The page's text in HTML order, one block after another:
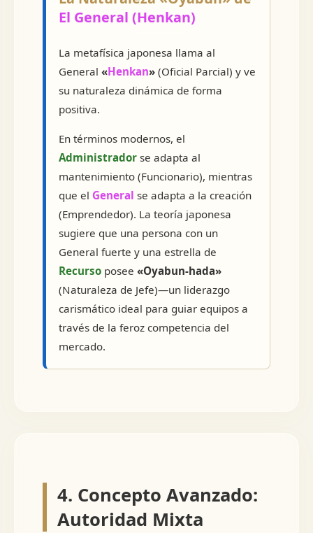
El General (Henkan)
La metafísica japonesa llama al
General «Henkan» (Oficial Parcial) y ve
su naturaleza dinámica de forma
positiva.
En términos modernos, el
Administrador se adapta al
mantenimiento (Funcionario), mientras
que el General se adapta a la creación
(Emprendedor). La teoría japonesa
sugiere que una persona con un
General fuerte y una estrella de
Recurso posee «Oyabun-hada»
(Naturaleza de Jefe)—un liderazgo
carismático ideal para guiar equipos a
través de la feroz competencia del
mercado.
4. Concepto Avanzado:
Autoridad Mixta